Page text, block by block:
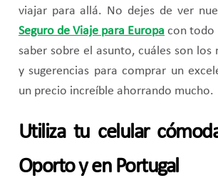
viajar para allá. No dejes de ver
Seguro de Viaje para Europa con todo
saber sobre el asunto, cuáles son los
y sugerencias para comprar un
un precio increíble ahorrando mucho.
Utiliza tu celular
Oporto y en Portugal